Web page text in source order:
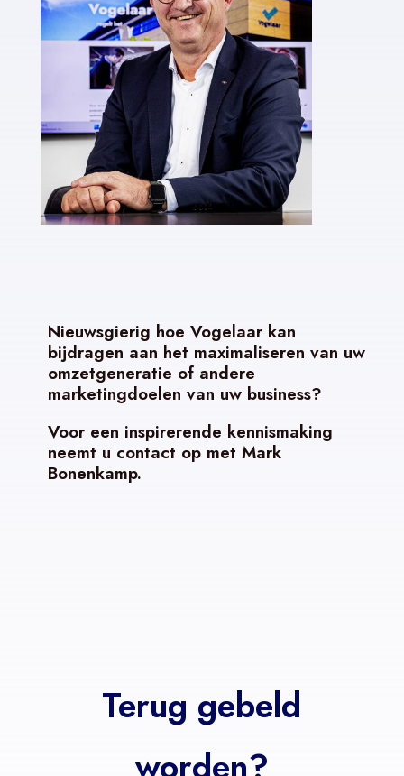
Nieuwsgierig hoe Vogelaar kan
bijdragen aan het maximaliseren van uw
omzetgeneratie of andere
marketingdoelen van uw business?
Voor een inspirerende kennismaking
neemt u contact op met Mark
Bonenkamp.
Terug gebeld